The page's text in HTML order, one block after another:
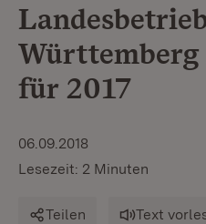
für 2017
06.09.2018
Lesezeit: 2 Minuten
Teilen Text